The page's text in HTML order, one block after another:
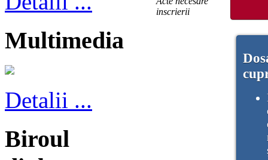
inscrierii
Multimedia
Detalii ...
Biroul